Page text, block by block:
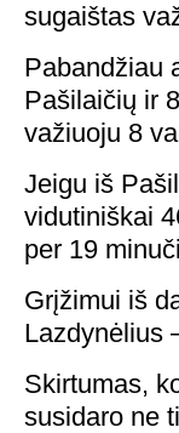
sugaištas
Pabandžiau
Pašilaičių ir
važiuoju 8
Jeigu iš
vidutiniškai
per 19
Grįžimui iš
Lazdynėlius
Skirtumas,
susidaro ne